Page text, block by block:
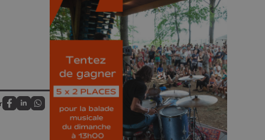
Partagez sur FaceBook
Partagez sur LinkedIn
Partagez sur Whatsapp
🎁 Gagnez 5x2
places pour le
Bucolique Ferrières
Festival 🌿🎶
Concours valable jusqu'au 9 août,
23h59.